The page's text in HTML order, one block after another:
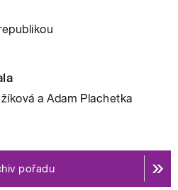
a Adam Plachetka
pořadu